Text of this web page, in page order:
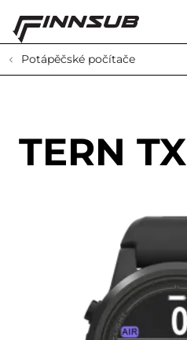
Potápěčské počítače
TERN TX